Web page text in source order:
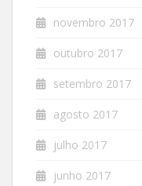
novembro 2017
outubro 2017
setembro 2017
agosto 2017
julho 2017
junho 2017